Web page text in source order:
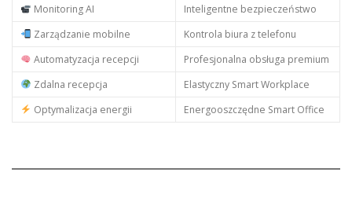
Monitoring AI
Inteligentne bezpieczeństwo
Zarządzanie mobilne
Kontrola biura z telefonu
Automatyzacja recepcji
Profesjonalna obsługa premium
Zdalna recepcja
Elastyczny Smart Workplace
Optymalizacja energii
Energooszczędne Smart Office